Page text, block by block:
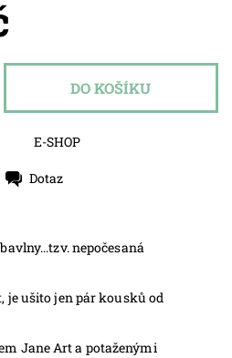
E-SHOP
Dotaz
nepočesaná
je ušito jen pár kousků od
Jane Art a potaženými